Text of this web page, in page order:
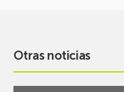
Otras noticias